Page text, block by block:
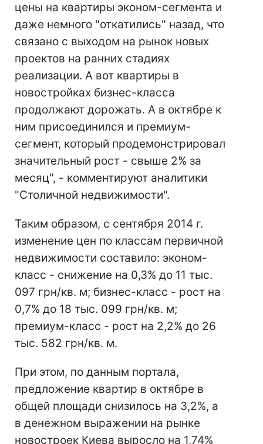
цены на квартиры эконом-сегмента и
даже немного "откатились" назад, что
связано с выходом на рынок новых
проектов на ранних стадиях
реализации. А вот квартиры в
новостройках бизнес-класса
продолжают дорожать. А в октябре к
ним присоединился и премиум-
сегмент, который продемонстрировал
значительный рост - свыше 2% за
месяц", - комментируют аналитики
"Столичной недвижимости".
Таким образом, с сентября 2014 г.
изменение цен по классам первичной
недвижимости составило: эконом-
класс - снижение на 0,3% до 11 тыс.
097 грн/кв. м; бизнес-класс - рост на
0,7% до 18 тыс. 099 грн/кв. м;
премиум-класс - рост на 2,2% до 26
тыс. 582 грн/кв. м.
При этом, по данным портала,
предложение квартир в октябре в
общей площади снизилось на 3,2%, а
в денежном выражении на рынке
новостроек Киева выросло на 1,74%